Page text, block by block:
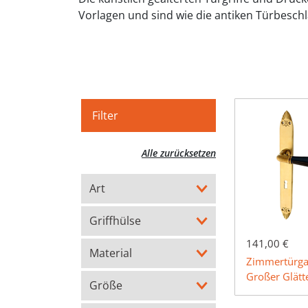
Vorlagen und sind wie die antiken
Filter
Alle zurücksetzen
Art
Griffhülse
Material
Größe
141,00 €
Großer